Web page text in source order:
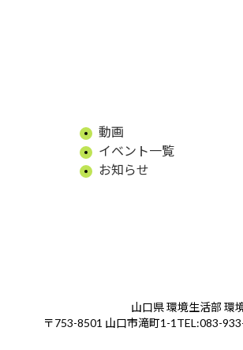
動画
イベント一覧
お知らせ
山口県 環境生活部 環
〒753-8501 山口市滝町1-1 TEL:083-